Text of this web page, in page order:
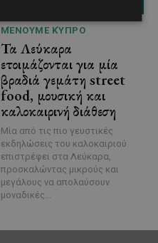
ΜΈΝΟΥΜΕ ΚΎΠΡΟ
Τα Λεύκαρα
ετοιμάζονται για μία
βραδιά γεμάτη street
food, μουσική και
καλοκαιρινή διάθεση
Μία από τις πιο γευστικές
εκδηλώσεις του καλοκαιριού
επιστρέφει στα Λεύκαρα,
προσκαλώντας μικρούς και
μεγάλους να απολαύσουν
μοναδικές...